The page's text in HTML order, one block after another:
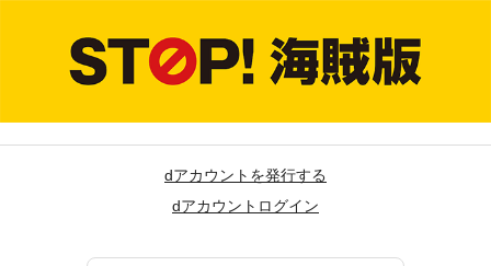
dアカウントを発行する
dアカウントログイン